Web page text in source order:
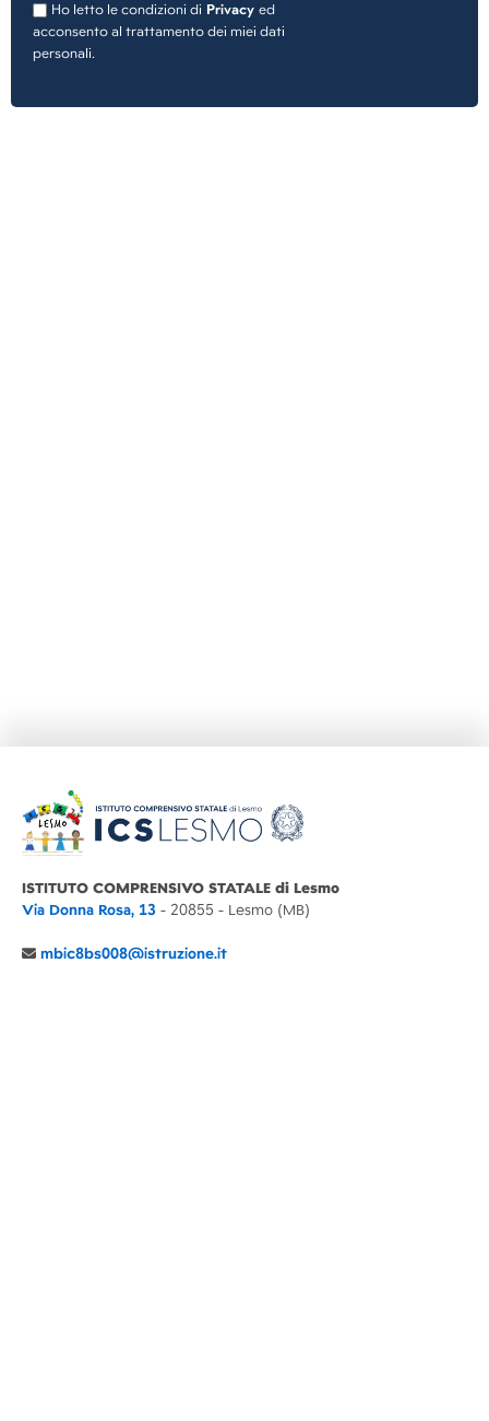
Ho letto le condizioni di Privacy ed
acconsento al trattamento dei miei dati
personali.
ISTITUTO COMPRENSIVO STATALE di Lesmo
Via Donna Rosa, 13 - 20855 - Lesmo (MB)
mbic8bs008@istruzione.it